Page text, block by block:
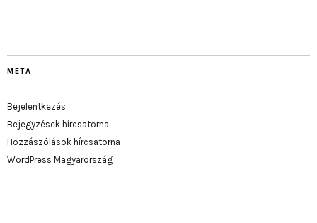
META
Bejelentkezés
Bejegyzések hírcsatorna
Hozzászólások hírcsatorna
WordPress Magyarország